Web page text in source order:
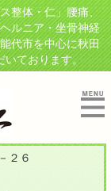
整体・仁」腰痛、
ルニア・坐骨神経
代市を中心に秋田
いております。
２６